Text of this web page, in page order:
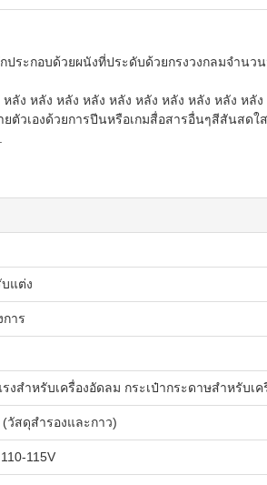
ะกอบด้วยผนังที่ประดับด้วยกรงวงกลมจํานว
ลัง หลัง หลัง หลัง หลัง หลัง หลัง หลัง หลัง หลั
ตัวเองด้วยการปีนหรือเกมสื่อสารอื่นๆสีสันสด
แต่ง
าร
รงสําหรับเครื่องอัดลม กระเป๋ากระดาษสําหรับเ
วัสดุสํารองและกาว)
115V